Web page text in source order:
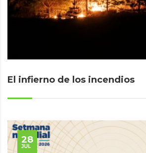
El infierno de los incendios
28
JUL